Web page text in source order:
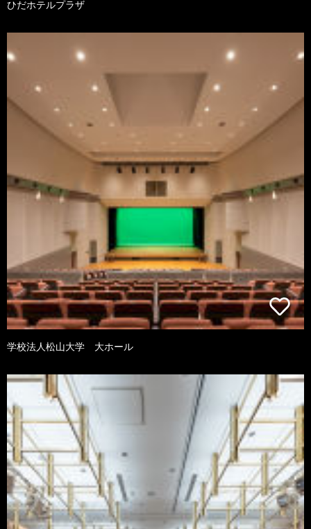
ひだホテルプラザ
学校法人松山大学 大ホール